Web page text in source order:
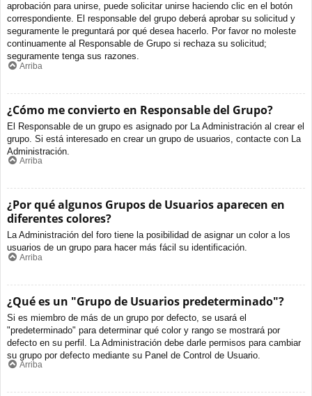
aprobación para unirse, puede solicitar unirse haciendo clic en el botón
correspondiente. El responsable del grupo deberá aprobar su solicitud y
seguramente le preguntará por qué desea hacerlo. Por favor no moleste
continuamente al Responsable de Grupo si rechaza su solicitud;
seguramente tenga sus razones.
Arriba
¿Cómo me convierto en Responsable del Grupo?
El Responsable de un grupo es asignado por La Administración al crear el
grupo. Si está interesado en crear un grupo de usuarios, contacte con La
Administración.
Arriba
¿Por qué algunos Grupos de Usuarios aparecen en
diferentes colores?
La Administración del foro tiene la posibilidad de asignar un color a los
usuarios de un grupo para hacer más fácil su identificación.
Arriba
¿Qué es un "Grupo de Usuarios predeterminado"?
Si es miembro de más de un grupo por defecto, se usará el
"predeterminado" para determinar qué color y rango se mostrará por
defecto en su perfil. La Administración debe darle permisos para cambiar
su grupo por defecto mediante su Panel de Control de Usuario.
Arriba